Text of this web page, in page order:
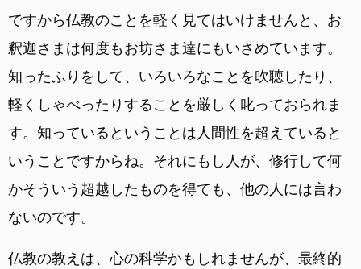
ですから仏教のことを軽く見てはいけませんと、お
釈迦さまは何度もお坊さま達にもいさめています。
知ったふりをして、いろいろなことを吹聴したり、
軽くしゃべったりすることを厳しく叱っておられま
す。知っているということは人間性を超えていると
いうことですからね。それにもし人が、修行して何
かそういう超越したものを得ても、他の人には言わ
ないのです。
仏教の教えは、心の科学かもしれませんが、最終的